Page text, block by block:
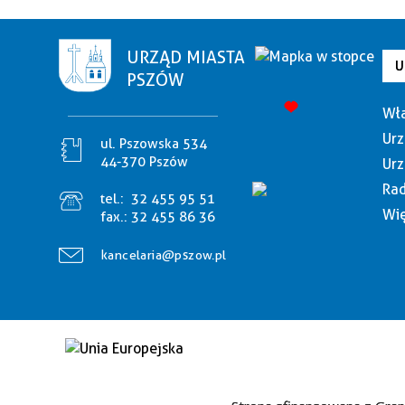
URZĄD MIASTA
PSZÓW
ul. Pszowska 534
44-370 Pszów
tel.: 32 455 95 51
fax.: 32 455 86 36
kancelaria@pszow.pl